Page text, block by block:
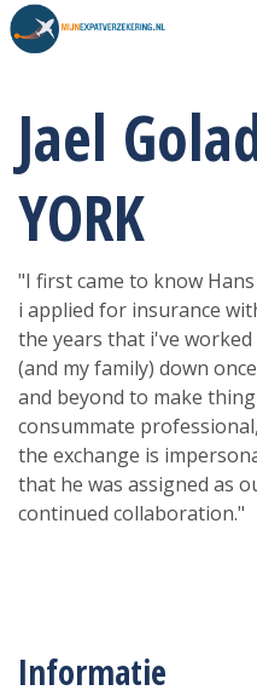
Jael
YORK
"I first came to know
i applied for insurance
the years that i've
(and my family) down
and beyond to make
consummate
the exchange is
that he was assigned as
continued collaboration."
Informatie